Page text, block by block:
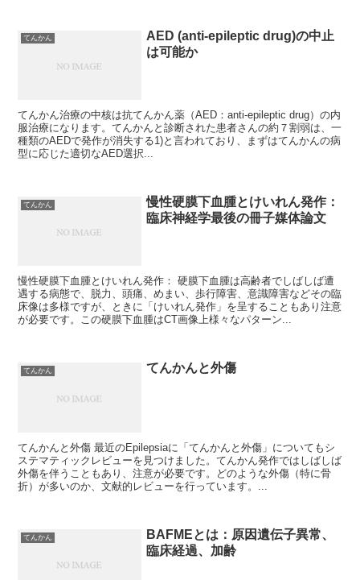
てんかん
AED (anti-epileptic drug)の中止
は可能か
てんかん治療の中核は抗てんかん薬（AED：anti-epileptic drug）の内
服治療になります。てんかんと診断された患者さんの約７割弱は、一
種類のAEDで発作が消失する1)と言われており、まずはてんかんの病
型に応じた適切なAED選択...
てんかん
慢性硬膜下血腫とけいれん発作：
臨床神経学最後の冊子媒体論文
慢性硬膜下血腫とけいれん発作： 硬膜下血腫は高齢者でしばしば遭
遇する病態で、脱力、頭痛、めまい、歩行障害、意識障害などその臨
床像は多様ですが、ときに「けいれん発作」を呈することもあり注意
が必要です。この硬膜下血腫はCT画像上様々なパターン...
てんかん てんかんと外傷
てんかんと外傷 最近のEpilepsiaに「てんかんと外傷」についてもシ
ステマティックレビューを見つけました。てんかん発作ではしばしば
外傷を伴うこともあり、注意が必要です。どのような外傷（特に骨
折）が多いのか、文献的レビューを行っています。...
てんかん
BAFMEとは：原因遺伝子異常、
臨床経過、加齢